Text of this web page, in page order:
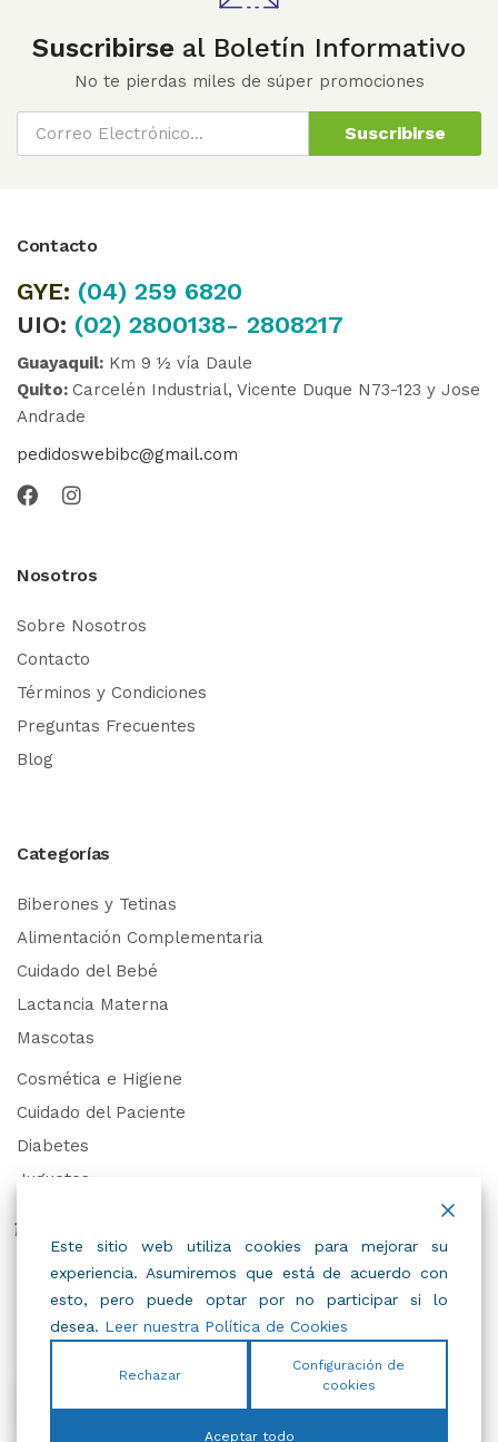
Suscribirse al Boletín Informativo
No te pierdas miles de súper promociones
Suscribirse
Contacto
GYE: (04) 259 6820
UIO: (02) 2800138- 2808217
Guayaquil: Km 9 ½ vía Daule
Quito: Carcelén Industrial, Vicente Duque N73-123 y Jose
Andrade
pedidoswebibc@gmail.com
Nosotros
Sobre Nosotros
Contacto
Términos y Condiciones
Preguntas Frecuentes
Blog
Categorías
Biberones y Tetinas
Alimentación Complementaria
Cuidado del Bebé
Lactancia Materna
Mascotas
Cosmética e Higiene
Cuidado del Paciente
Diabetes
Juguetes
Trabaja con Nosotros
Este sitio web utiliza cookies para mejorar su
experiencia. Asumiremos que está de acuerdo con
esto, pero puede optar por no participar si lo
desea. Leer nuestra Política de Cookies
Rechazar
Configuración de
cookies
Aceptar todo